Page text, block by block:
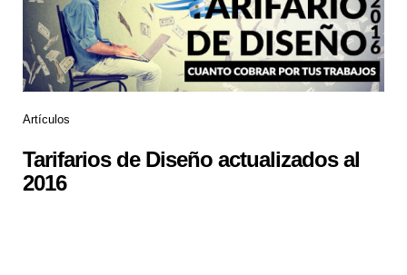
Artículos
Tarifarios de Diseño actualizados al
2016